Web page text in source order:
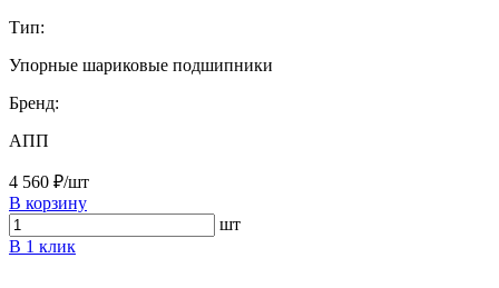
Тип:
Упорные шариковые подшипники
Бренд:
АПП
4 560 ₽/шт
В корзину
шт
В 1 клик